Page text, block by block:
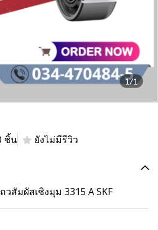
1/1
ชิ้น
ยังไม่มีรีวิว
สัมผัสเชิงมุม 3315 A SKF